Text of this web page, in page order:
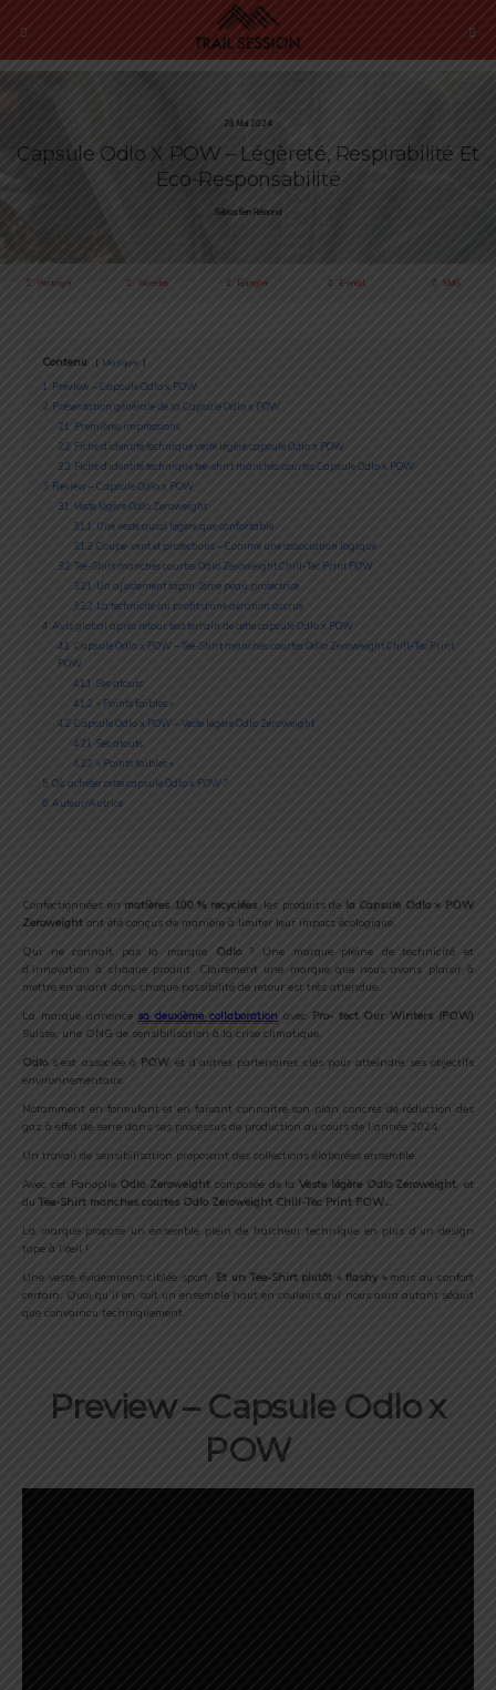
28 Mai 2024
Capsule Odlo X POW – Légèreté, Respirabilité Et
Éco-Responsabilité
Sébastien Rémond
Partager Tweeter Épingler E-mail SMS
Contenu Masquer
1
Preview – Capsule Odlo x POW
2 Présentation générale de la Capsule Odlo x POW
2.1
Premières impressions
2.2 Fiche d’identité technique veste légère capsule Odlo x POW
2.3 Fiche d’identité technique tee-shirt manches courtes Capsule Odlo x POW
3 Review – Capsule Odlo x POW
3.1 Veste légère Odlo Zeroweight
3.1.1
Une veste aussi légère que confortable
3.1.2 Coupe-vent et protections – Comme une association logique
3.2 Tee-Shirt manches courtes Odlo Zeroweight Chill-Tec Print POW
3.2.1
Un ajustement façon 2ème peau protectrice
3.2.2 La technicité au profit d’une aération accrue
4 Avis global après retour test terrain de cette capsule Odlo x POW
4.1
Capsule Odlo x POW – Tee-Shirt manches courtes Odlo Zeroweight Chill-Tec Print
POW
4.1.1 Ses atouts
4.1.2 « Points faibles »
4.2 Capsule Odlo x POW – Veste légère Odlo Zeroweight
4.2.1 Ses atouts
4.2.2 « Points faibles »
5 Où acheter cette capsule Odlo x POW ?
6 Auteur/Autrice
Confectionnées en matières 100 % recyclées, les produits de la Capsule Odlo × POW
Zeroweight ont été conçus de manière à limiter leur impact écologique.
Qui ne connait pas la marque Odlo ? Une marque pleine de technicité et
d’innovation à chaque produit. Clairement une marque que nous avons plaisir à
mettre en avant donc chaque possibilité de retour est très attendue.
La marque annonce sa deuxième collaboration avec Pro- tect Our Winters (POW)
Suisse, une ONG de sensibilisation à la crise climatique.
Odlo s’est associée à POW et d’autres partenaires clés pour atteindre ses objectifs
environnementaux.
Notamment en formulant et en faisant connaitre son plan concret de réduction des
gaz à effet de serre dans ses processus de production au cours de l’année 2024.
Un travail de sensibilisation proposant des collections élaborées ensemble.
Avec cet Panoplie Odlo Zeroweight composée de la Veste légère Odlo Zeroweight, et
du Tee-Shirt manches courtes Odlo Zeroweight Chill-Tec Print POW…
La marque propose un ensemble plein de fraicheur technique en plus d’un design
tape à l’œil !
Une veste évidemment ciblée sport. Et un Tee-Shirt plutôt « flashy »mais au confort
certain. Quoi qu’il en soit un ensemble haut en couleurs qui nous aura autant séduit
que convaincu techniquement.
Preview – Capsule Odlo x
POW